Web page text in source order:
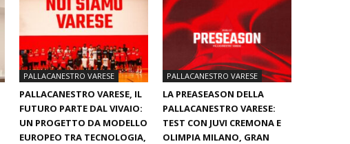
PALLACANESTRO VARESE
PALLACANESTRO VARESE, IL
FUTURO PARTE DAL VIVAIO:
UN PROGETTO DA MODELLO
EUROPEO TRA TECNOLOGIA,
PALLACANESTRO VARESE
LA PREASEASON DELLA
PALLACANESTRO VARESE:
TEST CON JUVI CREMONA E
OLIMPIA MILANO, GRAN